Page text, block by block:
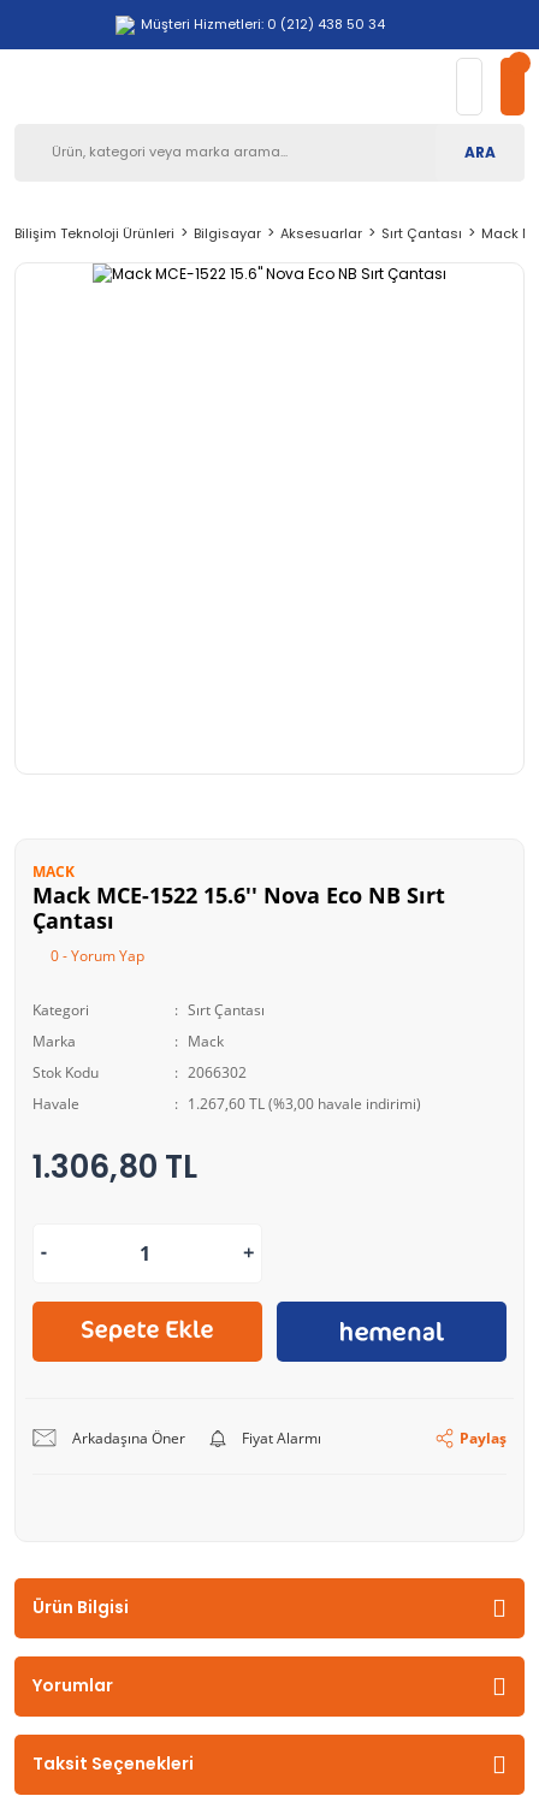
Müşteri Hizmetleri: 0 (212) 438 50 34
ARA
Bilişim Teknoloji Ürünleri Bilgisayar Aksesuarlar Sırt Çantası Mack
MACK
Mack MCE-1522 15.6'' Nova Eco NB Sırt
Çantası
0 - Yorum Yap
Kategori
Sırt Çantası
Marka
Mack
Stok Kodu
2066302
Havale
1.267,60 TL (%3,00 havale indirimi)
1.306,80 TL
Arkadaşına Öner Fiyat Alarmı Paylaş
Ürün Bilgisi
Yorumlar
Taksit Seçenekleri